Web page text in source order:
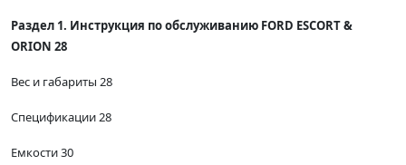
Раздел 1. Инструкция по обслуживанию FORD ESCORT &
ORION 28
Вес и габариты 28
Спецификации 28
Емкости 30